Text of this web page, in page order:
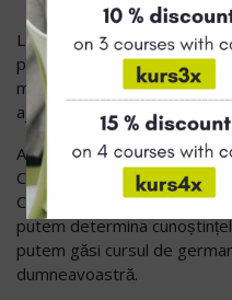
La DeutschAkademie avem
participați exact la cursul de
mai bine. Și vom afla
ajutorul
testului nostru
Acesta se bazează pe
Cadrului European Comun
Cu ajutorul acestui test de
putem determina
putem găsi cursul de
dumneavoastră.